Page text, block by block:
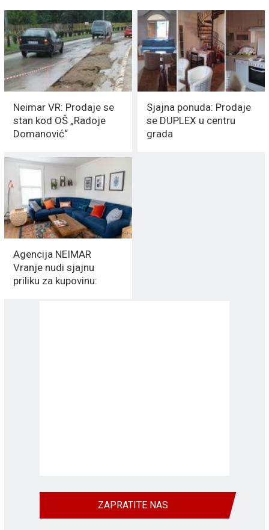
Neimar VR: Prodaje se
stan kod OŠ „Radoje
Domanović“
Sjajna ponuda: Prodaje
se DUPLEX u centru
grada
Agencija NEIMAR
Vranje nudi sjajnu
priliku za kupovinu:
ZAPRATITE NAS